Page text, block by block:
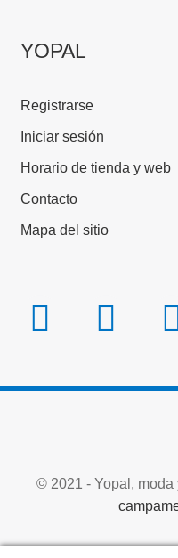
YOPAL
Registrarse
Iniciar sesión
Horario de tienda y web
Contacto
Mapa del sitio
© 2021 - Yopal, moda